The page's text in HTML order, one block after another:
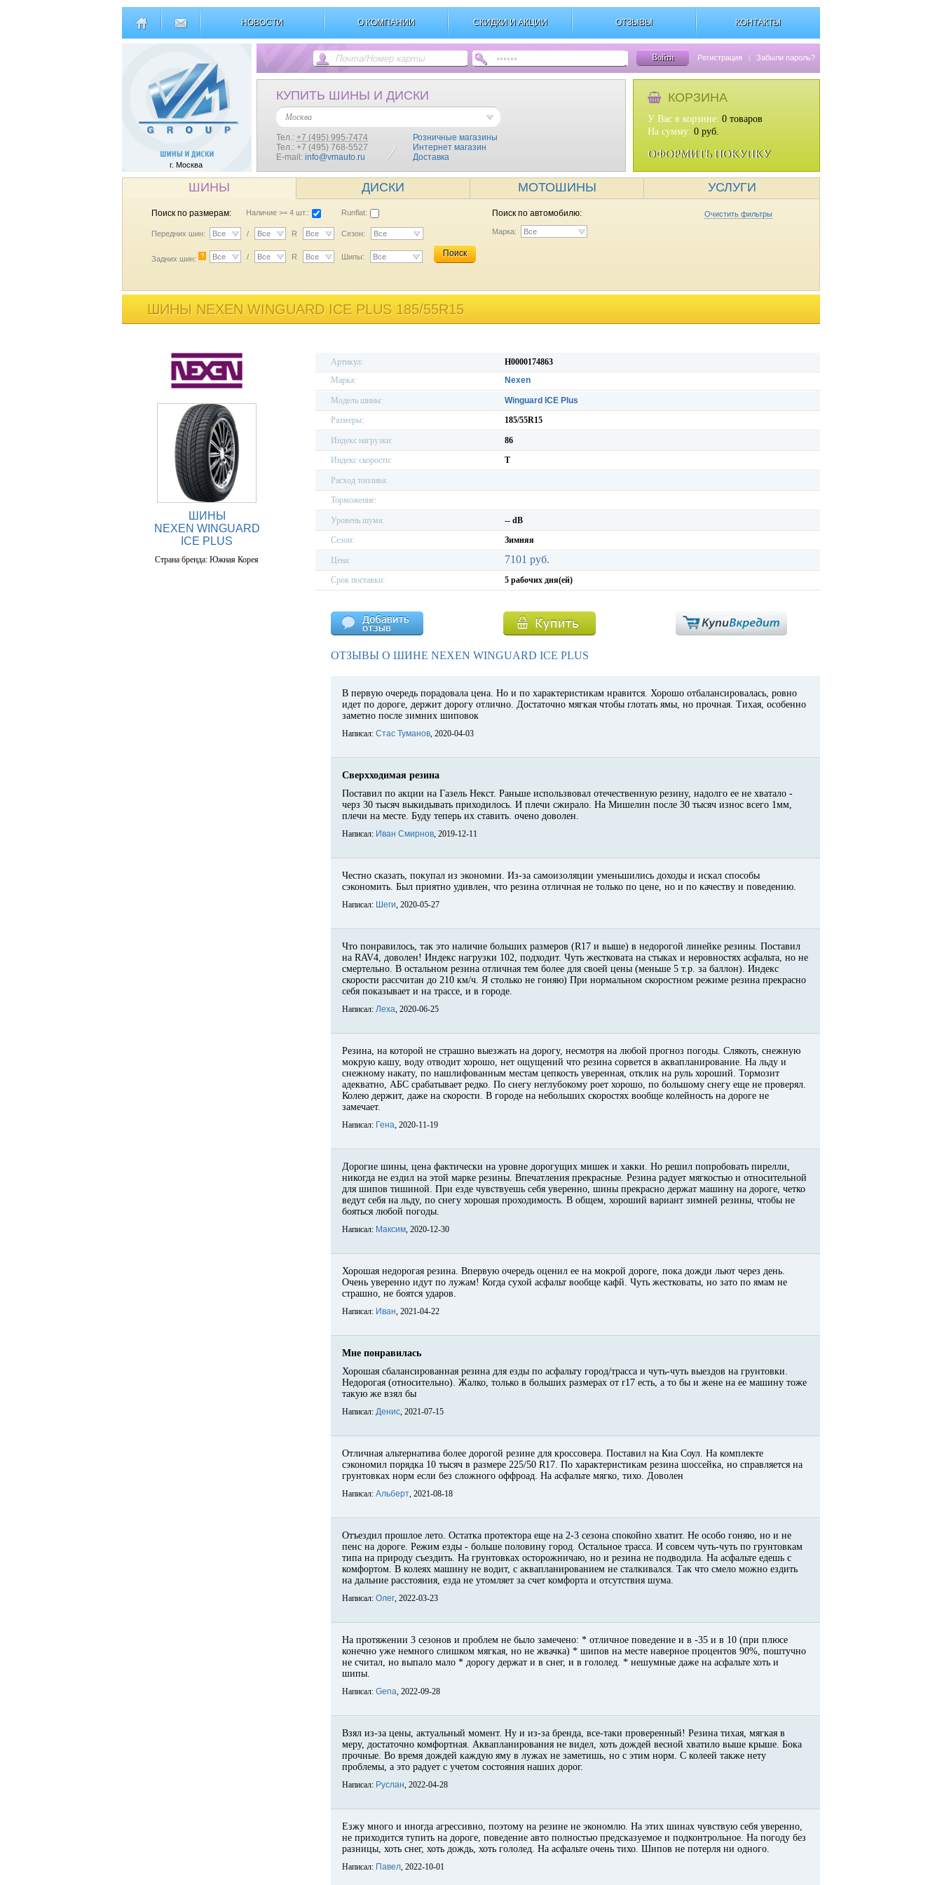
НОВОСТИ О КОМПАНИИ СКИДКИ И АКЦИИ ОТЗЫВЫ КОНТАКТЫ
г. Москва
Войти Регистрация | Забыли пароль?
КУПИТЬ ШИНЫ И ДИСКИ
Москва
Тел.: +7 (495) 995-7474
Тел.: +7 (495) 768-5527
E-mail: info@vmauto.ru
Розничные магазины
Интернет магазин
Доставка
КОРЗИНА
У Вас в корзине: 0 товаров
На сумму: 0 руб.
ОФОРМИТЬ ПОКУПКУ
ШИНЫ ДИСКИ МОТОШИНЫ УСЛУГИ
Поиск по размерам: Наличие >= 4 шт.: Runflat:
Передних шин: Все / Все R Все Сезон: Все
Задних шин: ? Все / Все R Все Шипы: Все Поиск
Поиск по автомобилю: Очистить фильтры
Марка: Все
ШИНЫ NEXEN WINGUARD ICE PLUS 185/55R15
ШИНЫ
NEXEN WINGUARD
ICE PLUS
Страна бренда: Южная Корея
Артикул:
H0000174863
Марка:
Nexen
Модель шины:
Winguard ICE Plus
Размеры:
185/55R15
Индекс нагрузки:
86
Индекс скорости:
T
Расход топлива:
Торможение:
Уровень шума:
-- dB
Сезон:
Зимняя
Цена: 7101 руб.
Срок поставки: 5 рабочих дня(ей)
ОТЗЫВЫ О ШИНЕ NEXEN WINGUARD ICE PLUS
В первую очередь порадовала цена. Но и по характеристикам нравится. Хорошо отбалансировалась, ровно
идет по дороге, держит дорогу отлично. Достаточно мягкая чтобы глотать ямы, но прочная. Тихая, особенно
заметно после зимних шиповок
Написал: Стас Туманов, 2020-04-03
Сверхходимая резина
Поставил по акции на Газель Некст. Раньше использвовал отечественную резину, надолго ее не хватало -
черз 30 тысяч выкидывать приходилось. И плечи сжирало. На Мишелин после 30 тысяч износ всего 1мм,
плечи на месте. Буду теперь их ставить. очено доволен.
Написал: Иван Смирнов, 2019-12-11
Честно сказать, покупал из экономии. Из-за самоизоляции уменьшились доходы и искал способы
сэкономить. Был приятно удивлен, что резина отличная не только по цене, но и по качеству и поведению.
Написал: Шеги, 2020-05-27
Что понравилось, так это наличие больших размеров (R17 и выше) в недорогой линейке резины. Поставил
на RAV4, доволен! Индекс нагрузки 102, подходит. Чуть жестковата на стыках и неровностях асфальта, но не
смертельно. В остальном резина отличная тем более для своей цены (меньше 5 т.р. за баллон). Индекс
скорости рассчитан до 210 км/ч. Я столько не гоняю) При нормальном скоростном режиме резина прекрасно
себя показывает и на трассе, и в городе.
Написал: Леха, 2020-06-25
Резина, на которой не страшно выезжать на дорогу, несмотря на любой прогноз погоды. Слякоть, снежную
мокрую кашу, воду отводит хорошо, нет ощущений что резина сорвется в аквапланирование. На льду и
снежному накату, по нашлифованным местам цепкость уверенная, отклик на руль хороший. Тормозит
адекватно, АБС срабатывает редко. По снегу неглубокому роет хорошо, по большому снегу еще не проверял.
Колею держит, даже на скорости. В городе на небольших скоростях вообще колейность на дороге не
замечает.
Написал: Гена, 2020-11-19
Дорогие шины, цена фактически на уровне дорогущих мишек и хакки. Но решил попробовать пирелли,
никогда не ездил на этой марке резины. Впечатления прекрасные. Резина радует мягкостью и относительной
для шипов тишиной. При езде чувствуешь себя уверенно, шины прекрасно держат машину на дороге, четко
ведут себя на льду, по снегу хорошая проходимость. В общем, хороший вариант зимней резины, чтобы не
бояться любой погоды.
Написал: Максим, 2020-12-30
Хорошая недорогая резина. Впервую очередь оценил ее на мокрой дороге, пока дожди льют через день.
Очень уверенно идут по лужам! Когда сухой асфальт вообще кафй. Чуть жестковаты, но зато по ямам не
страшно, не боятся ударов.
Написал: Иван, 2021-04-22
Мне понравилась
Хорошая сбалансированная резина для езды по асфальту город/трасса и чуть-чуть выездов на грунтовки.
Недорогая (относительно). Жалко, только в больших размерах от r17 есть, а то бы и жене на ее машину тоже
такую же взял бы
Написал: Денис, 2021-07-15
Отличная альтернатива более дорогой резине для кроссовера. Поставил на Киа Соул. На комплекте
сэкономил порядка 10 тысяч в размере 225/50 R17. По характеристикам резина шоссейка, но справляется на
грунтовках норм если без сложного оффроад. На асфальте мягко, тихо. Доволен
Написал: Альберт, 2021-08-18
Отъездил прошлое лето. Остатка протектора еще на 2-3 сезона спокойно хватит. Не особо гоняю, но и не
пенс на дороге. Режим езды - больше половину город. Остальное трасса. И совсем чуть-чуть по грунтовкам
типа на природу съездить. На грунтовках осторожничаю, но и резина не подводила. На асфальте едешь с
комфортом. В колеях машину не водит, с аквапланированием не сталкивался. Так что смело можно ездить
на дальние расстояния, езда не утомляет за счет комфорта и отсутствия шума.
Написал: Олег, 2022-03-23
На протяжении 3 сезонов и проблем не было замечено: * отличное поведение и в -35 и в 10 (при плюсе
конечно уже немного слишком мягкая, но не жвачка) * шипов на месте наверное процентов 90%, поштучно
не считал, но выпало мало * дорогу держат и в снег, и в гололед. * нешумные даже на асфальте хоть и
шипы.
Написал: Gena, 2022-09-28
Взял из-за цены, актуальный момент. Ну и из-за бренда, все-таки проверенный! Резина тихая, мягкая в
меру, достаточно комфортная. Аквапланирования не видел, хоть дождей весной хватило выше крыше. Бока
прочные. Во время дождей каждую яму в лужах не заметишь, но с этим норм. С колеей также нету
проблемы, а это радует с учетом состояния наших дорог.
Написал: Руслан, 2022-04-28
Езжу много и иногда агрессивно, поэтому на резине не экономлю. На этих шинах чувствую себя уверенно,
не приходится тупить на дороге, поведение авто полностью предсказуемое и подконтрольное. На погоду без
разницы, хоть снег, хоть дождь, хоть гололед. На асфальте очень тихо. Шипов не потерля ни одного.
Написал: Павел, 2022-10-01